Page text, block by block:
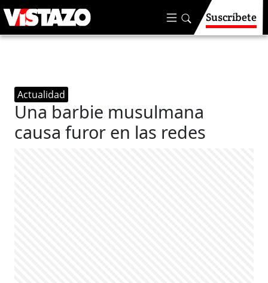
Suscríbete
Actualidad
Una barbie musulmana
causa furor en las redes